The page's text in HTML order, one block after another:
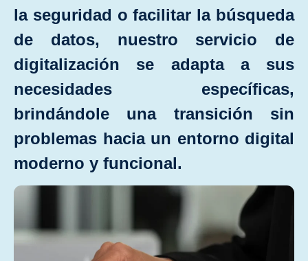
la seguridad o facilitar la búsqueda
de datos, nuestro servicio de
digitalización se adapta a sus
necesidades especíﬁcas,
brindándole una transición sin
problemas hacia un entorno digital
moderno y funcional.